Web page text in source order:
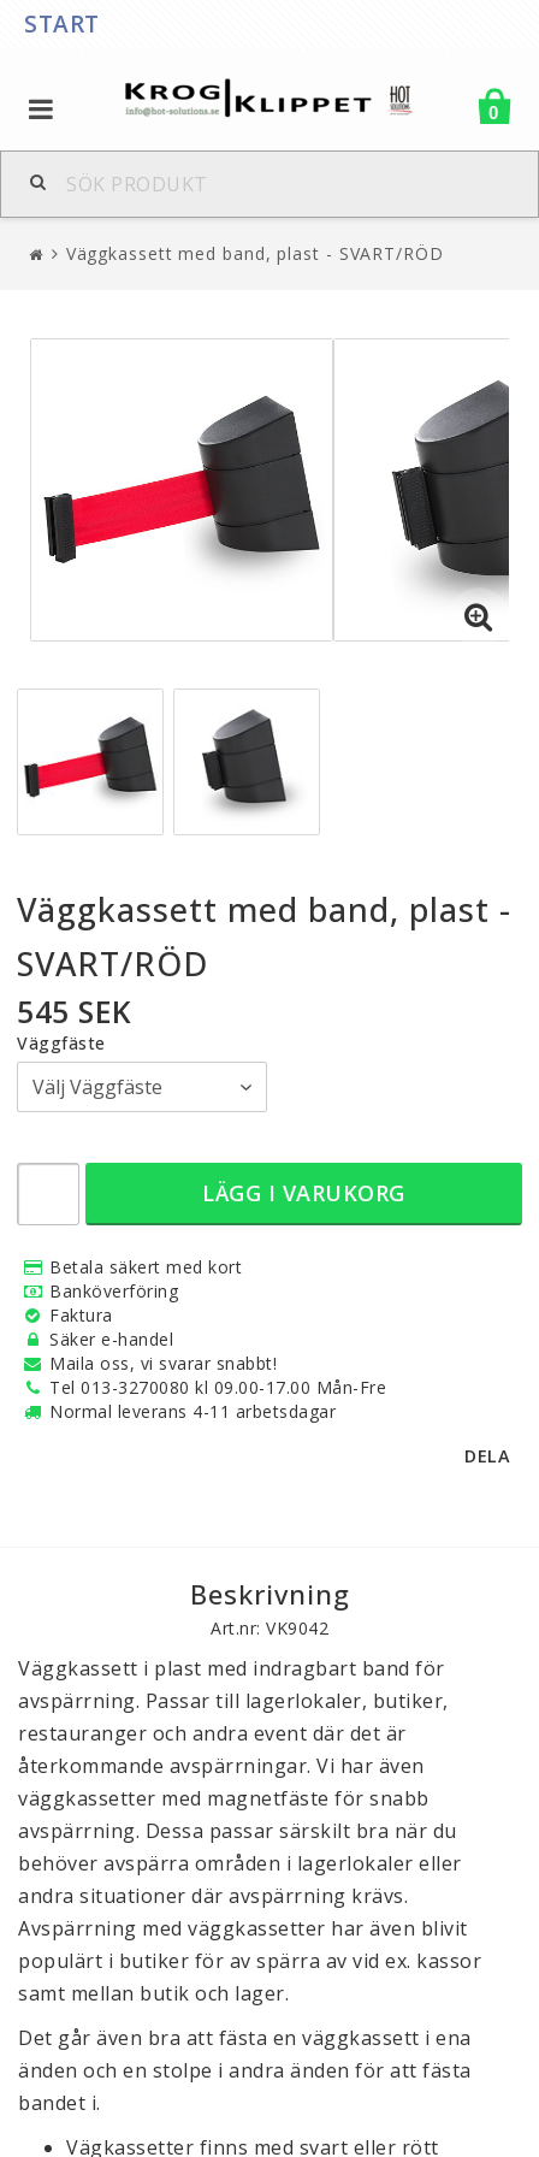
START
0
Väggkassett med band, plast - SVART/RÖD
Väggkassett med band, plast -
SVART/RÖD
545 SEK
Väggfäste
LÄGG I VARUKORG
Betala säkert med kort
Banköverföring
Faktura
Säker e-handel
Maila oss, vi svarar snabbt!
Tel 013-3270080 kl 09.00-17.00 Mån-Fre
Normal leverans 4-11 arbetsdagar
DELA
Beskrivning
Art.nr: VK9042
Väggkassett i plast med indragbart band för
avspärrning. Passar till lagerlokaler, butiker,
restauranger och andra event där det är
återkommande avspärrningar. Vi har även
väggkassetter med magnetfäste för snabb
avspärrning. Dessa passar särskilt bra när du
behöver avspärra områden i lagerlokaler eller
andra situationer där avspärrning krävs.
Avspärrning med väggkassetter har även blivit
populärt i butiker för av spärra av vid ex. kassor
samt mellan butik och lager.
Det går även bra att fästa en väggkassett i ena
änden och en stolpe i andra änden för att fästa
bandet i.
Vägkassetter finns med svart eller rött